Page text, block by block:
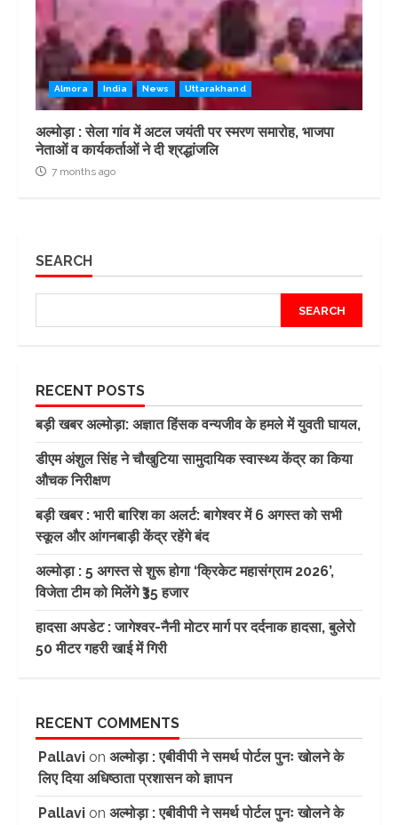
Almora India News Uttarakhand
अल्मोड़ा : सेला गांव में अटल जयंती पर स्मरण समारोह, भाजपा
नेताओं व कार्यकर्ताओं ने दी श्रद्धांजलि
7 months ago
SEARCH
SEARCH
RECENT POSTS
बड़ी खबर अल्मोड़ा: अज्ञात हिंसक वन्यजीव के हमले में युवती घायल,
डीएम अंशुल सिंह ने चौखुटिया सामुदायिक स्वास्थ्य केंद्र का किया
औचक निरीक्षण
बड़ी खबर : भारी बारिश का अलर्ट: बागेश्वर में 6 अगस्त को सभी
स्कूल और आंगनबाड़ी केंद्र रहेंगे बंद
अल्मोड़ा : 5 अगस्त से शुरू होगा ‘क्रिकेट महासंग्राम 2026’,
विजेता टीम को मिलेंगे ₹35 हजार
हादसा अपडेट : जागेश्वर-नैनी मोटर मार्ग पर दर्दनाक हादसा, बुलेरो
50 मीटर गहरी खाई में गिरी
RECENT COMMENTS
Pallavi on अल्मोड़ा : एबीवीपी ने समर्थ पोर्टल पुनः खोलने के
लिए दिया अधिष्ठाता प्रशासन को ज्ञापन
Pallavi on अल्मोड़ा : एबीवीपी ने समर्थ पोर्टल पुनः खोलने के